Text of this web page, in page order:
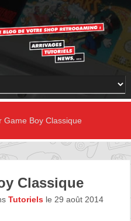
Boy Classique
Classique
Tutoriels le 29 août 2014